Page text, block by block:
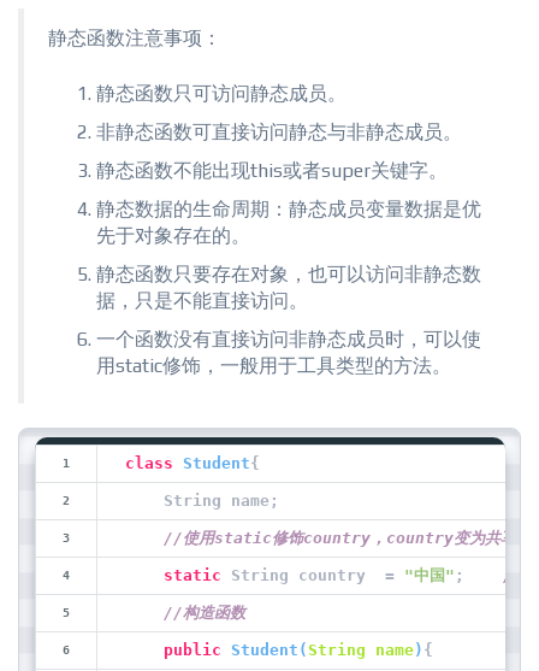
静态函数注意事项：
静态函数只可访问静态成员。
非静态函数可直接访问静态与非静态成员。
静态函数不能出现this或者super关键字。
静态数据的生命周期：静态成员变量数据是优
先于对象存在的。
静态函数只要存在对象，也可以访问非静态数
据，只是不能直接访问。
一个函数没有直接访问非静态成员时，可以使
用static修饰，一般用于工具类型的方法。
class Student{
    String name;
//使用static修饰country，country变为共享变
static String country  = "中国" ; //国
//构造函数
public Student (String name) {